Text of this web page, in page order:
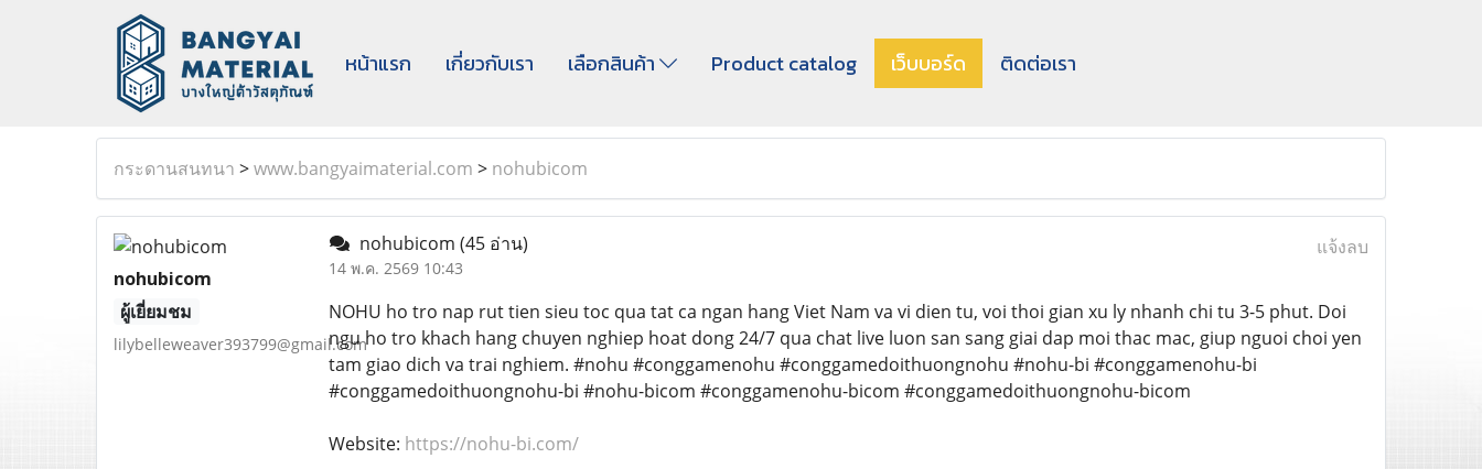
หน้าแรก เกี่ยวกับเรา เลือกสินค้า Product catalog เว็บบอร์ด ติดต่อเรา
กระดานสนทนา >www.bangyaimaterial.com > nohubicom
nohubicom
ผู้เยี่ยมชม
lilybelleweaver393799@gmail.com
nohubicom (45 อ่าน)
14 พ.ค. 2569 10:43
แจ้งลบ
NOHU ho tro nap rut tien sieu toc qua tat ca ngan hang Viet Nam va vi dien tu, voi thoi gian xu ly nhanh chi tu 3-5 phut. Doi
ngu ho tro khach hang chuyen nghiep hoat dong 24/7 qua chat live luon san sang giai dap moi thac mac, giup nguoi choi yen
tam giao dich va trai nghiem. #nohu #conggamenohu #conggamedoithuongnohu #nohu-bi #conggamenohu-bi
#conggamedoithuongnohu-bi #nohu-bicom #conggamenohu-bicom #conggamedoithuongnohu-bicom
Website: https://nohu-bi.com/